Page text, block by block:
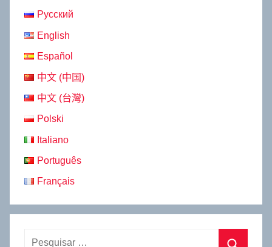
Русский
English
Español
中文 (中国)
中文 (台灣)
Polski
Italiano
Português
Français